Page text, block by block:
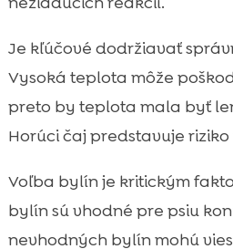
Je kľúčové dodržiavať
Vysoká teplota môže
preto by teplota mala byť
Horúci čaj predstavuje
Voľba bylín je kritickým
bylín sú vhodné pre psiu
nevhodných bylín mohú